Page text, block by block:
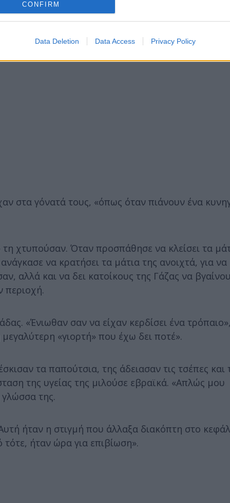
CONFIRM
Data Deletion Data Access Privacy Policy
της αιχμαλωσίας της «γνώριζε πολύ καλά το
στα γόνατά τους, «όπως όταν πιάνουν ένα
χτυπούσαν. Όταν προσπάθησε να κλείσει τα
να κρατήσει τα μάτια της ανοιχτά, για να
αλλά και να δει κατοίκους της Γάζας να
περιοχή.
«Ένιωθαν σαν να είχαν κερδίσει ένα
«γιορτή» που έχω δει ποτέ».
τα παπούτσια, της άδειασαν τις τσέπες
της υγείας της μιλούσε εβραϊκά. «Απλώς μου
της.
ήταν η στιγμή που άλλαξα διακόπτη στο
ήταν ώρα για επιβίωση».